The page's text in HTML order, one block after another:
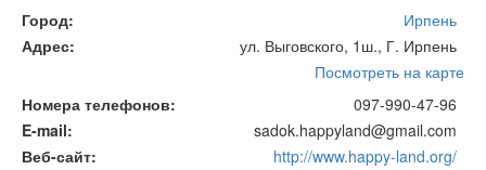
Город
Ирпень
Адрес
ул. Выговского, 1ш., Г. Ирпень
Посмотреть на карте
Номера телефонов
097-990-47-96
E-mail
sadok.happyland@gmail.com
Веб-сайт
http://www.happy-land.org/